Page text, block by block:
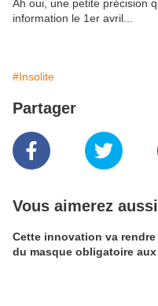
Ah oui, une petite précision
information le 1er avril...
#Insolite
Partager
Vous aimerez aussi
Cette innovation va rendre
du masque obligatoire